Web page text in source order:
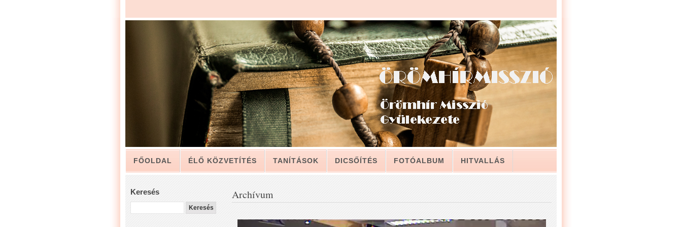
FŐOLDAL ÉLŐ KÖZVETÍTÉS TANÍTÁSOK DICSŐÍTÉS FOTÓALBUM HITVALLÁS
LUIS ZAPATA PÁSZTOR LEVELÉBŐL, A GYÜLEKEZETNEK (2011. JÚLIUS 12.)
Keresés Archívum